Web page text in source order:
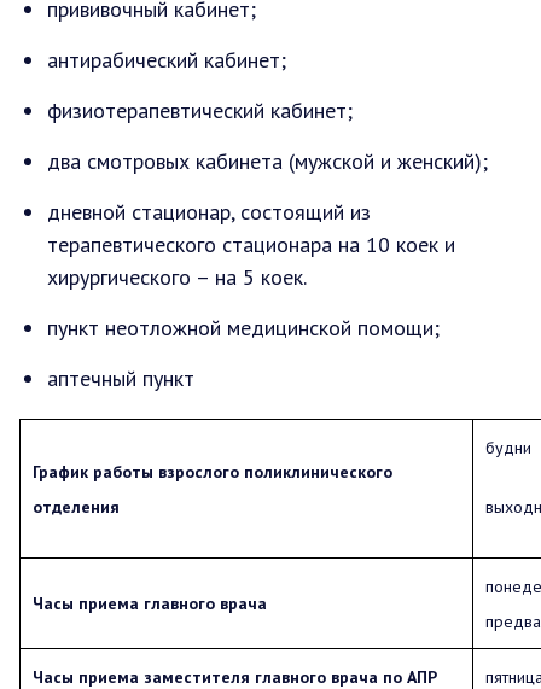
прививочный кабинет;
антирабический кабинет;
физиотерапевтический кабинет;
два смотровых кабинета (мужской и женский);
дневной стационар, состоящий из
терапевтического стационара на 10 коек и
хирургического – на 5 коек.
пункт неотложной медицинской помощи;
аптечный пункт
График работы взрослого поликлинического
отделения
будни
Часы приема главного врача
Часы приема заместителя главного врача по АПР